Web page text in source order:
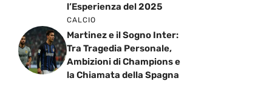
l’Esperienza del 2025
CALCIO
Martinez e il Sogno Inter:
Tra Tragedia Personale,
Ambizioni di Champions e
la Chiamata della Spagna